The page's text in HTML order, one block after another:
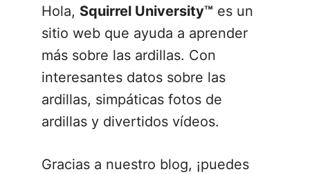
Hola, Squirrel University™ es un
sitio web que ayuda a aprender
más sobre las ardillas. Con
interesantes datos sobre las
ardillas, simpáticas fotos de
ardillas y divertidos vídeos.
Gracias a nuestro blog, ¡puedes